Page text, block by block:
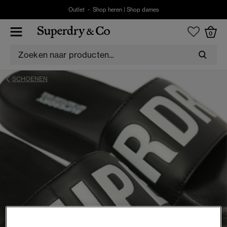
Outlet - Shop heren| Shop dames
0
SCHOENEN